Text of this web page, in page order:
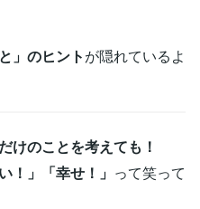
」のヒントが隠れているよ
けのことを考えても！
！」「幸せ！」 って笑って